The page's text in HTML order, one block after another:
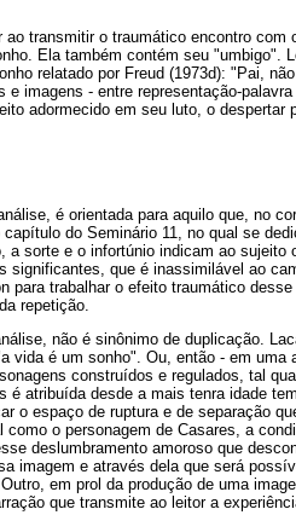
ao transmitir o traumático encontro
Ela também contém seu "umbigo".
relatado por Freud (1973d): "Pai,
e imagens - entre representação-
adormecido em seu luto, o despertar
é orientada para aquilo que, no
do Seminário 11, no qual se
a sorte e o infortúnio indicam ao
significantes, que é inassimilável ao
para trabalhar o efeito traumático
repetição.
não é sinônimo de duplicação.
vida é um sonho". Ou, então - em
construídos e regulados, tal
é atribuída desde a mais tenra idade
o espaço de ruptura e de separação
o personagem de Casares, a
deslumbramento amoroso que
imagem e através dela que será
em prol da produção de uma
que transmite ao leitor a